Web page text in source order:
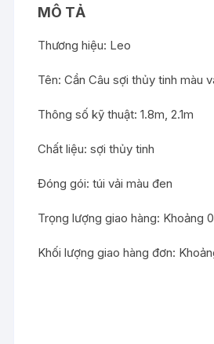
MÔ TẢ
Thương hiệu: Leo
Tên: Cần Câu sợi thủy tinh màu
Thông số kỹ thuật: 1.8m, 2.1m
Chất liệu: sợi thủy tinh
Đóng gói: túi vải màu đen
Trọng lượng giao hàng: Khoảng
Khối lượng giao hàng đơn: